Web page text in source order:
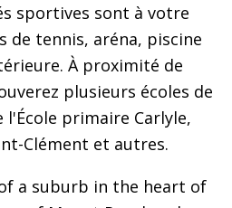
sportives sont à votre
de tennis, aréna, piscine
À proximité de
plusieurs écoles de
l'École primaire Carlyle,
Clément et autres.
a suburb in the heart of